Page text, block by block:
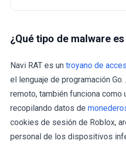
¿Qué tipo de malware
Navi RAT es un troyano de
el lenguaje de programación
remoto, también funciona como
recopilando datos de
cookies de sesión de Roblox,
personal de los dispositivos